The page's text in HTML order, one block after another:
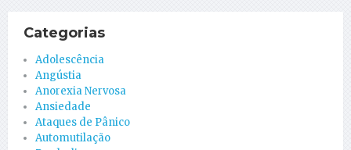
Categorias
Adolescência
Angústia
Anorexia Nervosa
Ansiedade
Ataques de Pânico
Automutilação